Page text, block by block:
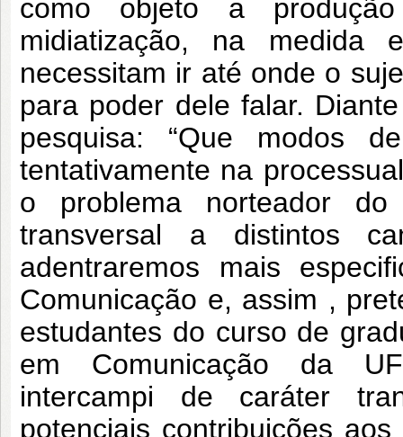
como objeto a
midiatização, na
necessitam ir até onde o
para poder dele falar.
pesquisa: “Que modos
tentativamente na
o problema norteador
transversal a distintos
adentraremos mais
Comunicação e, assim ,
estudantes do curso de
em Comunicação da
intercampi de caráter
potenciais contribuições